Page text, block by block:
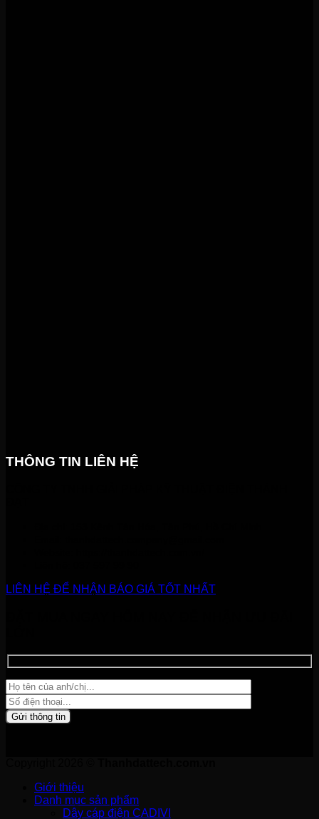
THÔNG TIN LIÊN HỆ
LIÊN HỆ ĐỂ NHẬN BÁO GIÁ TỐT NHẤT
Giới thiệu
Danh mục sản phẩm
Dây cáp điện CADIVI